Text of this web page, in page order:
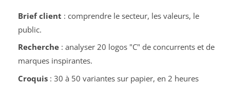
Brief client : comprendre le secteur, les valeurs, le
public.
Recherche: analyser 20 logos "C" de concurrents et de
marques inspirantes.
Croquis: 30 à 50 variantes sur papier, en 2 heures